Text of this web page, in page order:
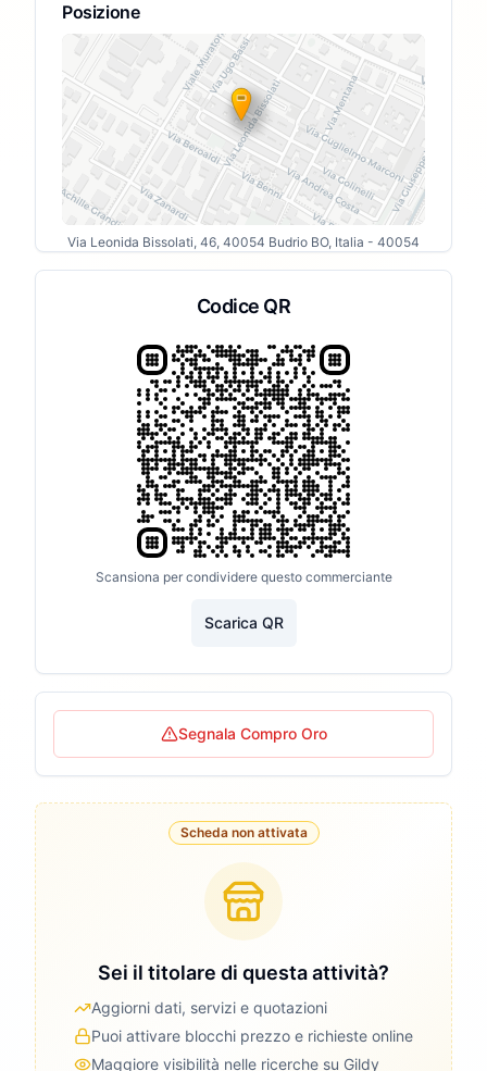
Posizione
Via Leonida Bissolati, 46, 40054 Budrio BO, Italia - 40054
Codice QR
Scansiona per condividere questo commerciante
Scarica QR
Segnala Compro Oro
Scheda non attivata
Sei il titolare di questa attività?
Aggiorni dati, servizi e quotazioni
Puoi attivare blocchi prezzo e richieste online
Maggiore visibilità nelle ricerche su Gildy